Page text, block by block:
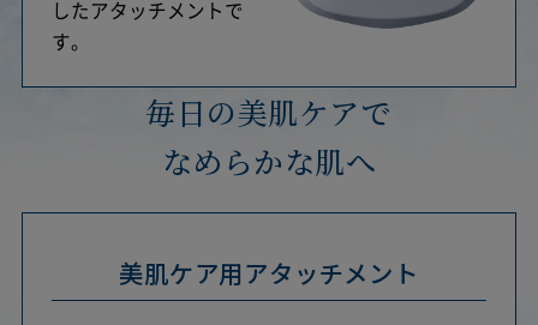
したアタッチメントで
す。
毎日の美肌ケアで
なめらかな肌へ
美肌ケア用アタッチメント